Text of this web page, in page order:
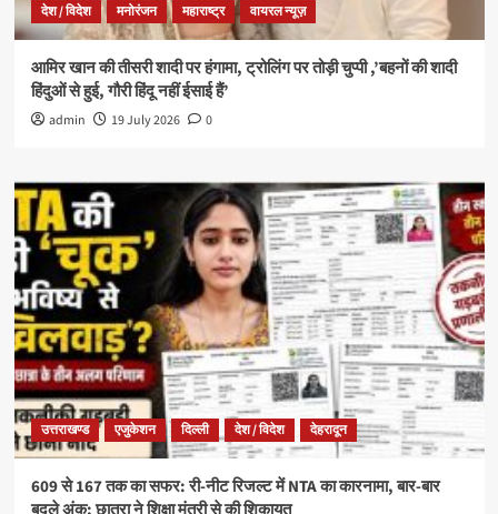
देश / विदेश मनोरंजन महाराष्ट्र वायरल न्यूज़
आमिर खान की तीसरी शादी पर हंगामा, ट्रोलिंग पर तोड़ी चुप्पी ,’बहनों की शादी
हिंदुओं से हुई, गौरी हिंदू नहीं ईसाई हैं’
admin 19 July 2026 0
उत्तराखण्ड एजुकेशन दिल्ली देश / विदेश देहरादून
609 से 167 तक का सफर: री-नीट रिजल्ट में NTA का कारनामा, बार-बार